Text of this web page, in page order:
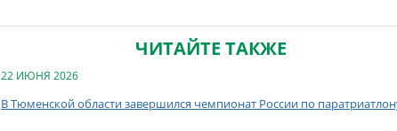
ЧИТАЙТЕ ТАКЖЕ
22 ИЮНЯ 2026
В Тюменской области завершился чемпионат России по